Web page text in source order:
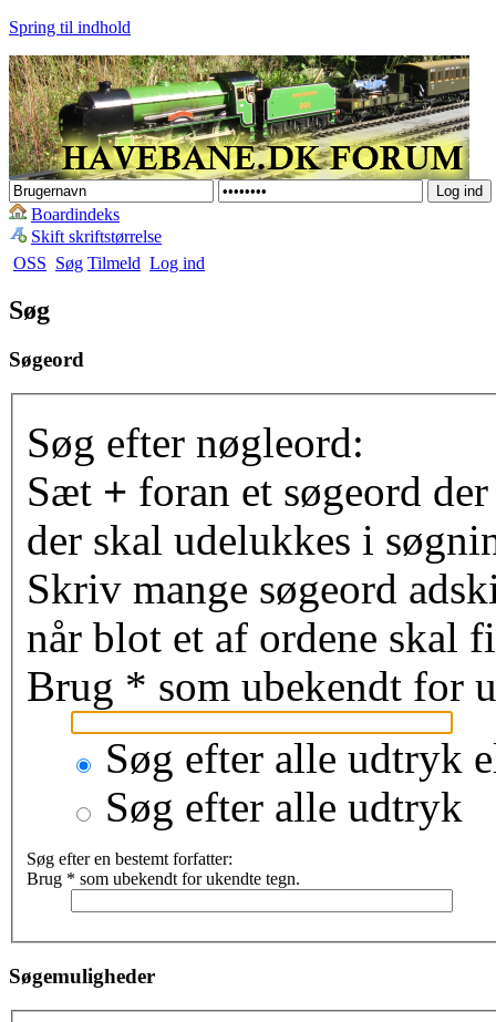
Spring til indhold
Boardindeks
Skift skriftstørrelse
OSS Søg Tilmeld Log ind
Søg
Søgeord
Søg efter nøgleord:
Sæt + foran et søgeord
der skal udelukkes i
Skriv mange søgeord
når blot et af ordene skal
Brug * som ubekendt for
Søg efter alle udtryk
Søg efter alle udtryk
Søg efter en bestemt forfatter:
Brug * som ubekendt for ukendte tegn.
Søgemuligheder